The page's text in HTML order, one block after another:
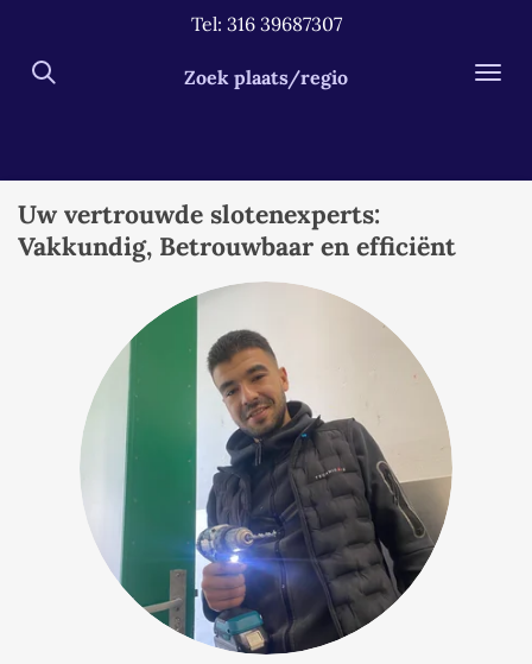
naar
Zoek plaats/regio
Tel: 316 39687307
Uw vertrouwde slotenexperts:
Vakkundig, Betrouwbaar en efficiënt